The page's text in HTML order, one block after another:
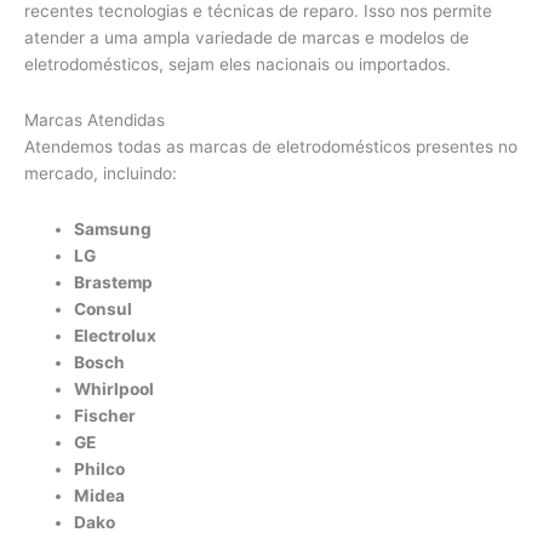
recentes tecnologias e técnicas de reparo. Isso nos permite
atender a uma ampla variedade de marcas e modelos de
eletrodomésticos, sejam eles nacionais ou importados.
Marcas Atendidas
Atendemos todas as marcas de eletrodomésticos presentes no
mercado, incluindo:
Samsung
LG
Brastemp
Consul
Electrolux
Bosch
Whirlpool
Fischer
GE
Philco
Midea
Dako